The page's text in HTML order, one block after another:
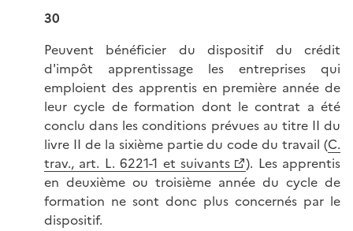
30
Peuvent bénéficier du dispositif du crédit
d'impôt apprentissage les entreprises qui
emploient des apprentis en première année de
leur cycle de formation dont le contrat a été
conclu dans les conditions prévues au titre II du
livre II de la sixième partie du code du travail (C.
trav., art. L. 6221-1 et suivants
). Les apprentis
en deuxième ou troisième année du cycle de
formation ne sont donc plus concernés par le
dispositif.